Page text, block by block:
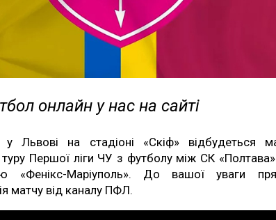
онлайн у нас на сайті
у Львові на стадіоні «Скіф» відбудеться
туру Першої ліги ЧУ з футболу між СК
«Фенікс-Маріуполь». До вашої уваги
матчу від каналу ПФЛ.